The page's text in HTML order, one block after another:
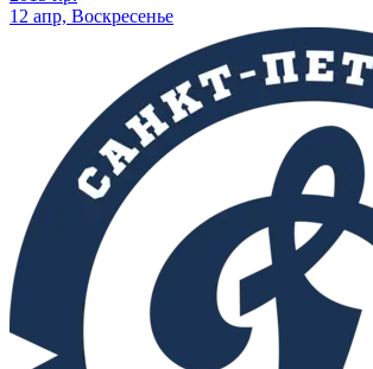
12 апр, Воскресенье